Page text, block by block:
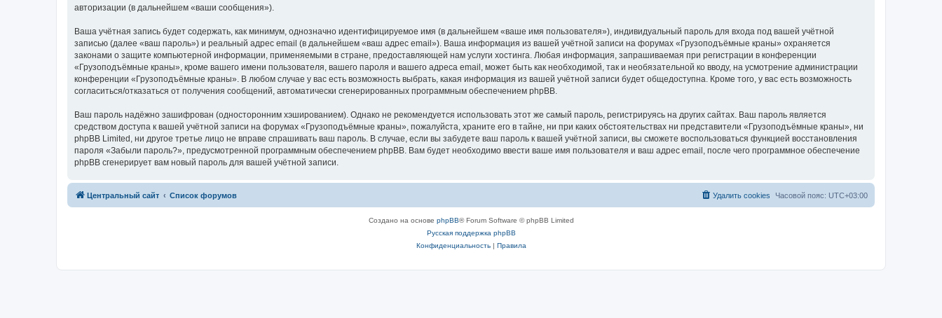
авторизации (в дальнейшем «ваши сообщения»).
Ваша учётная запись будет содержать, как минимум, однозначно идентифицируемое имя (в дальнейшем «ваше имя пользователя»), индивидуальный пароль для входа под вашей учётной
записью (далее «ваш пароль») и реальный адрес email (в дальнейшем «ваш адрес email»). Ваша информация из вашей учётной записи на форумах «Грузоподъёмные краны» охраняется
законами о защите компьютерной информации, применяемыми в стране, предоставляющей нам услуги хостинга. Любая информация, запрашиваемая при регистрации в конференции
«Грузоподъёмные краны», кроме вашего имени пользователя, вашего пароля и вашего адреса email, может быть как необходимой, так и необязательной ко вводу, на усмотрение администрации
конференции «Грузоподъёмные краны». В любом случае у вас есть возможность выбрать, какая информация из вашей учётной записи будет общедоступна. Кроме того, у вас есть возможность
согласиться/отказаться от получения сообщений, автоматически сгенерированных программным обеспечением phpBB.
Ваш пароль надёжно зашифрован (односторонним хэшированием). Однако не рекомендуется использовать этот же самый пароль, регистрируясь на других сайтах. Ваш пароль является
средством доступа к вашей учётной записи на форумах «Грузоподъёмные краны», пожалуйста, храните его в тайне, ни при каких обстоятельствах ни представители «Грузоподъёмные краны», ни
phpBB Limited, ни другое третье лицо не вправе спрашивать ваш пароль. В случае, если вы забудете ваш пароль к вашей учётной записи, вы сможете воспользоваться функцией восстановления
пароля «Забыли пароль?», предусмотренной программным обеспечением phpBB. Вам будет необходимо ввести ваше имя пользователя и ваш адрес email, после чего программное обеспечение
phpBB сгенерирует вам новый пароль для вашей учётной записи.
Центральный сайт Список форумов Часовой пояс: UTC+03:00
Удалить cookies
Создано на основе phpBB® Forum Software © phpBB Limited
Русская поддержка phpBB
Конфиденциальность| Правила